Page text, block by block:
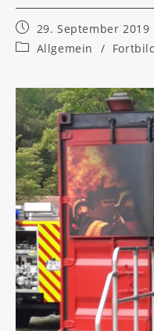
Beitrag
veröffentlicht:
29. September 2019
Beitrags-
Allgemein /